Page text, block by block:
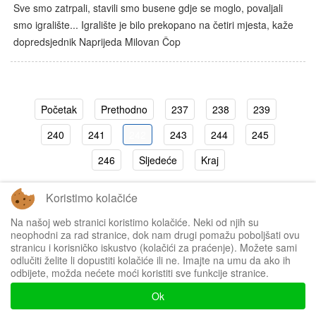
Sve smo zatrpali, stavili smo busene gdje se moglo, povaljali
smo igralište... Igralište je bilo prekopano na četiri mjesta, kaže
dopredsjednik Naprijeda Milovan Čop
Početak Prethodno 237 238
239
240
241 243 244
245
246
Sljedeće Kraj
Stranica 242 od 250
Impressum
Koristimo kolačiće
Na našoj web stranici koristimo kolačiće. Neki od njih su
neophodni za rad stranice, dok nam drugi pomažu poboljšati ovu
stranicu i korisničko iskustvo (kolačići za praćenje). Možete sami
odlučiti želite li dopustiti kolačiće ili ne. Imajte na umu da ako ih
odbijete, možda nećete moći koristiti sve funkcije stranice.
Ok